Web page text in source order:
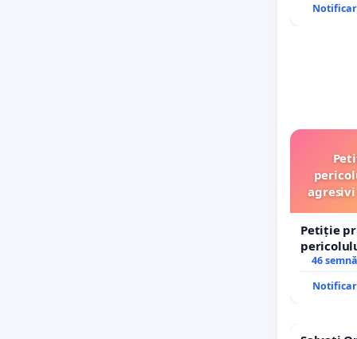
Petiție
agresivi
46